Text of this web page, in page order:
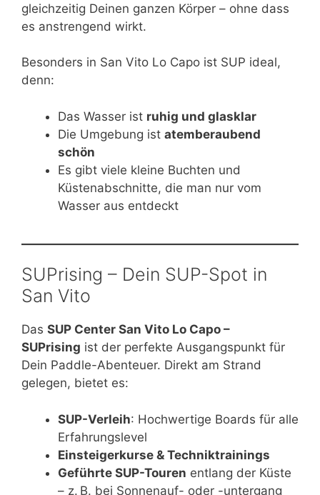
gleichzeitig Deinen ganzen Körper – ohne dass
es anstrengend wirkt.
Besonders in San Vito Lo Capo ist SUP ideal,
denn:
Das Wasser ist ruhig und glasklar
Die Umgebung ist atemberaubend
schön
Es gibt viele kleine Buchten und
Küstenabschnitte, die man nur vom
Wasser aus entdeckt
SUPrising – Dein SUP-Spot in
San Vito
Das SUP Center San Vito Lo Capo –
SUPrising ist der perfekte Ausgangspunkt für
Dein Paddle-Abenteuer. Direkt am Strand
gelegen, bietet es:
SUP-Verleih: Hochwertige Boards für alle
Erfahrungslevel
Einsteigerkurse & Techniktrainings
Geführte SUP-Touren entlang der Küste
– z. B. bei Sonnenauf- oder -untergang